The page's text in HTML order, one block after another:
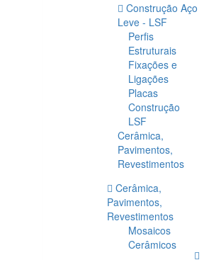
Construção Aço
Leve - LSF
Perfis
Estruturais
Fixações e
Ligações
Placas
Construção
LSF
Cerâmica,
Pavimentos,
Revestimentos
Cerâmica,
Pavimentos,
Revestimentos
Mosaicos
Cerâmicos